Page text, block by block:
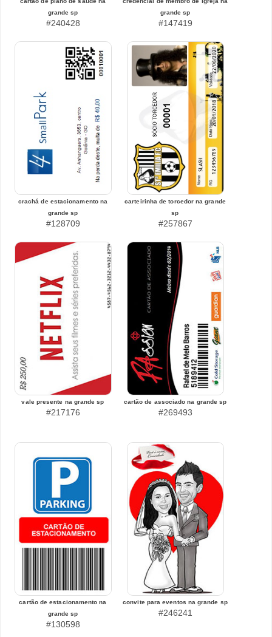
grande sp
#240428
grande sp
#147419
crachá de estacionamento na
grande sp
#128709
carteirinha de torcedor na grande
sp
#257867
vale presente na grande sp
#217176
cartão de associado na grande sp
#269493
cartão de estacionamento na
grande sp
#130598
convite para eventos na grande sp
#246241